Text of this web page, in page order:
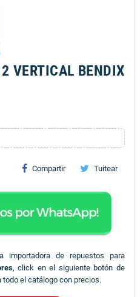
VERTICAL BENDIX
Compartir Tuitear
importadora de repuestos para
, click en el siguiente botón de
el catálogo con precios.